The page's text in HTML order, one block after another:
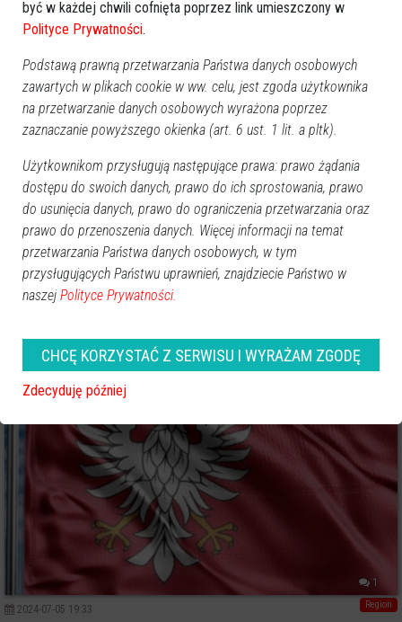
2025-08-22 18:13
Rekordowa liczba głosujących w Budżecie
1
Region
2024-07-05 19:33
być w każdej chwili cofnięta poprzez link umieszczony w
Polityce Prywatności.
Podstawą prawną przetwarzania Państwa danych osobowych
zawartych w plikach cookie w ww. celu, jest zgoda użytkownika
na przetwarzanie danych osobowych wyrażona poprzez
zaznaczanie powyższego okienka (art. 6 ust. 1 lit. a pltk).
Użytkownikom przysługują następujące prawa: prawo żądania
dostępu do swoich danych, prawo do ich sprostowania, prawo
do usunięcia danych, prawo do ograniczenia przetwarzania oraz
prawo do przenoszenia danych. Więcej informacji na temat
przetwarzania Państwa danych osobowych, w tym
przysługujących Państwu uprawnień, znajdziecie Państwo w
naszej Polityce Prywatności.
CHCĘ KORZYSTAĆ Z SERWISU I WYRAŻAM ZGODĘ
Zdecyduję później